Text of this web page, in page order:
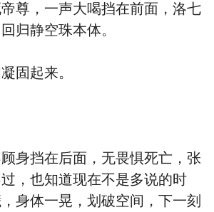
尊，一声大喝挡在前面，洛七
归静空珠本体。
起来。
挡在后面，无畏惧死亡，张
，也知道现在不是多说的时
身体一晃，划破空间，下一刻